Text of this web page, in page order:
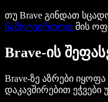
თუ Brave გინდათ
ჩამოტვირთოთ მის
Brave-ის
Brave-ზე აზრები
დაკავშირებით ეჭვები